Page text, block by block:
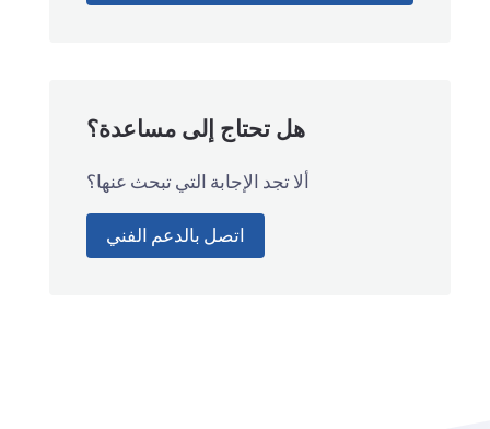
هل تحتاج إلى مساعدة؟
ألا تجد الإجابة التي تبحث عنها؟
اتصل بالدعم الفني